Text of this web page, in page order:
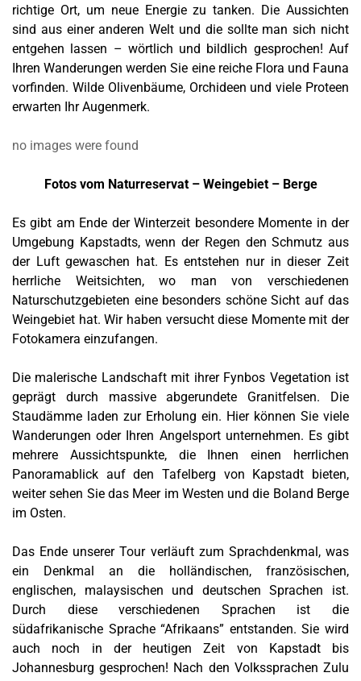
richtige Ort, um neue Energie zu tanken. Die Aussichten
sind aus einer anderen Welt und die sollte man sich nicht
entgehen lassen – wörtlich und bildlich gesprochen! Auf
Ihren Wanderungen werden Sie eine reiche Flora und Fauna
vorfinden. Wilde Olivenbäume, Orchideen und viele Proteen
erwarten Ihr Augenmerk.
no images were found
Fotos vom Naturreservat – Weingebiet – Berge
Es gibt am Ende der Winterzeit besondere Momente in der
Umgebung Kapstadts, wenn der Regen den Schmutz aus
der Luft gewaschen hat. Es entstehen nur in dieser Zeit
herrliche Weitsichten, wo man von verschiedenen
Naturschutzgebieten eine besonders schöne Sicht auf das
Weingebiet hat. Wir haben versucht diese Momente mit der
Fotokamera einzufangen.
Die malerische Landschaft mit ihrer Fynbos Vegetation ist
geprägt durch massive abgerundete Granitfelsen. Die
Staudämme laden zur Erholung ein. Hier können Sie viele
Wanderungen oder Ihren Angelsport unternehmen. Es gibt
mehrere Aussichtspunkte, die Ihnen einen herrlichen
Panoramablick auf den Tafelberg von Kapstadt bieten,
weiter sehen Sie das Meer im Westen und die Boland Berge
im Osten.
Das Ende unserer Tour verläuft zum Sprachdenkmal, was
ein Denkmal an die holländischen, französischen,
englischen, malaysischen und deutschen Sprachen ist.
Durch diese verschiedenen Sprachen ist die
südafrikanische Sprache “Afrikaans” entstanden. Sie wird
auch noch in der heutigen Zeit von Kapstadt bis
Johannesburg gesprochen! Nach den Volkssprachen Zulu